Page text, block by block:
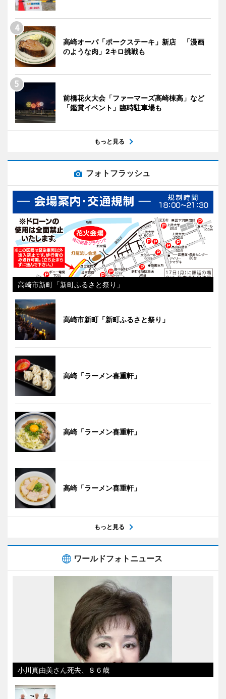
高崎オーパ「ポークステーキ」新店 「漫画
のような肉」2キロ挑戦も
前橋花火大会「ファーマーズ高崎棟高」など
「鑑賞イベント」臨時駐車場も
もっと見る
フォトフラッシュ
高崎市新町「新町ふるさと祭り」
高崎市新町「新町ふるさと祭り」
高崎「ラーメン喜重軒」
高崎「ラーメン喜重軒」
高崎「ラーメン喜重軒」
もっと見る
ワールドフォトニュース
小川真由美さん死去、８６歳